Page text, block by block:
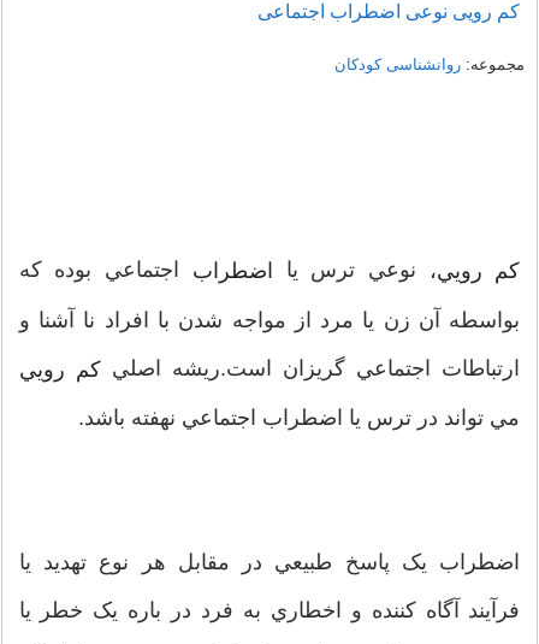
کم رویی نوعی اضطراب اجتماعی
مجموعه:روانشناسی کودکان
کم رويي، نوعي ترس يا اضطراب اجتماعي بوده که
بواسطه آن زن يا مرد از مواجه شدن با افراد نا آشنا و
ارتباطات اجتماعي گريزان است.ريشه اصليکم رويي
مي تواند در ترس يا اضطراب اجتماعي نهفته باشد.
اضطراب يک پاسخ طبيعي در مقابل هر نوع تهديد يا
فرآيند آگاه کننده و اخطاري به فرد در باره يک خطر يا